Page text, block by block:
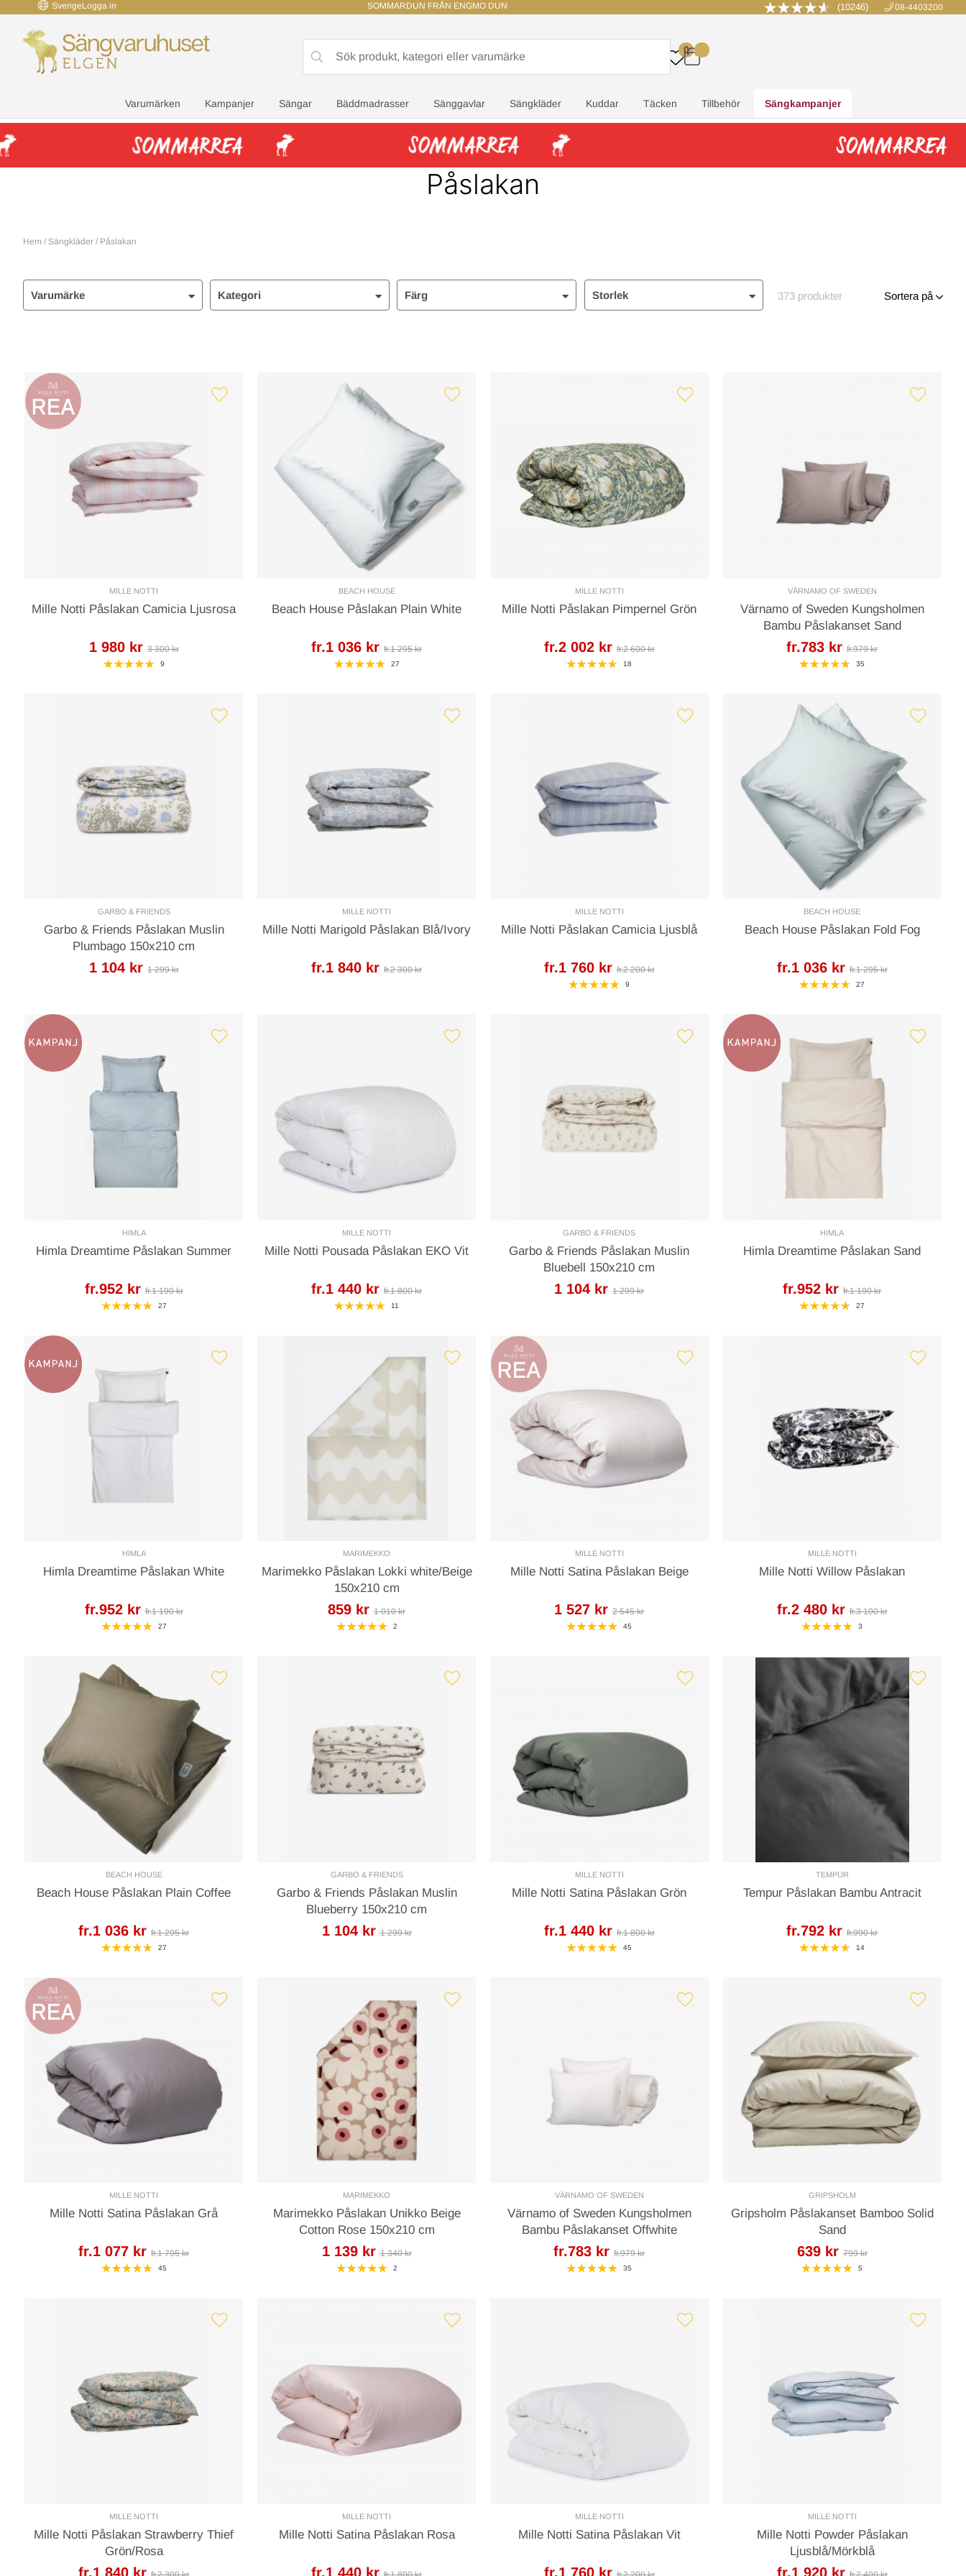
SverigeLogga in SOMMARDUN FRÅN ENGMO DUN (10246) 08-4403200
0
..
Varumärken Kampanjer Sängar Bäddmadrasser Sänggavlar Sängkläder Kuddar Täcken Tillbehör Sängkampanjer
Påslakan
Hem / Sängkläder / Påslakan
Varumärke Kategori Färg Storlek 373 produkter Sortera på
MILLE NOTTI
Mille Notti Påslakan Camicia Ljusrosa
1 980 kr 3 300 kr
9
BEACH HOUSE
Beach House Påslakan Plain White
fr.1 036 kr fr.1 295 kr
27
MILLE NOTTI
Mille Notti Påslakan Pimpernel Grön
fr.2 002 kr fr.2 600 kr
18
VÄRNAMO OF SWEDEN
Värnamo of Sweden Kungsholmen
Bambu Påslakanset Sand
fr.783 kr fr.979 kr
35
GARBO & FRIENDS
Garbo & Friends Påslakan Muslin
Plumbago 150x210 cm
1 104 kr 1 299 kr
MILLE NOTTI
Mille Notti Marigold Påslakan Blå/Ivory
fr.1 840 kr fr.2 300 kr
MILLE NOTTI
Mille Notti Påslakan Camicia Ljusblå
fr.1 760 kr fr.2 200 kr
9
BEACH HOUSE
Beach House Påslakan Fold Fog
fr.1 036 kr fr.1 295 kr
27
HIMLA
Himla Dreamtime Påslakan Summer
fr.952 kr fr.1 190 kr
27
MILLE NOTTI
Mille Notti Pousada Påslakan EKO Vit
fr.1 440 kr fr.1 800 kr
11
GARBO & FRIENDS
Garbo & Friends Påslakan Muslin
Bluebell 150x210 cm
1 104 kr 1 299 kr
HIMLA
Himla Dreamtime Påslakan Sand
fr.952 kr fr.1 190 kr
27
HIMLA
Himla Dreamtime Påslakan White
fr.952 kr fr.1 190 kr
27
MARIMEKKO
Marimekko Påslakan Lokki white/Beige
150x210 cm
859 kr 1 010 kr
2
MILLE NOTTI
Mille Notti Satina Påslakan Beige
1 527 kr 2 545 kr
45
MILLE NOTTI
Mille Notti Willow Påslakan
fr.2 480 kr fr.3 100 kr
3
BEACH HOUSE
Beach House Påslakan Plain Coffee
fr.1 036 kr fr.1 295 kr
27
GARBO & FRIENDS
Garbo & Friends Påslakan Muslin
Blueberry 150x210 cm
1 104 kr 1 299 kr
MILLE NOTTI
Mille Notti Satina Påslakan Grön
fr.1 440 kr fr.1 800 kr
45
TEMPUR
Tempur Påslakan Bambu Antracit
fr.792 kr fr.990 kr
14
MILLE NOTTI
Mille Notti Satina Påslakan Grå
fr.1 077 kr fr.1 795 kr
45
MARIMEKKO
Marimekko Påslakan Unikko Beige
Cotton Rose 150x210 cm
1 139 kr 1 340 kr
2
VÄRNAMO OF SWEDEN
Värnamo of Sweden Kungsholmen
Bambu Påslakanset Offwhite
fr.783 kr fr.979 kr
35
GRIPSHOLM
Gripsholm Påslakanset Bamboo Solid
Sand
639 kr 799 kr
5
MILLE NOTTI
Mille Notti Påslakan Strawberry Thief
Grön/Rosa
fr.1 840 kr
MILLE NOTTI
Mille Notti Satina Påslakan Rosa
fr.1 440 kr
MILLE NOTTI
Mille Notti Satina Påslakan Vit
fr.1 760 kr
MILLE NOTTI
Mille Notti Powder Påslakan
Ljusblå/Mörkblå
fr.1 920 kr